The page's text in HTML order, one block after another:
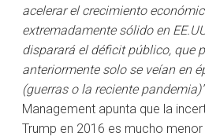
acelerar el crecimiento
extremadamente sólido en
disparará el déficit público, que
anteriormente solo se veían en
(guerras o la reciente
Management apunta que la
Trump en 2016 es mucho